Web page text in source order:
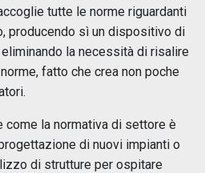
tutte le norme riguardanti
producendo sì un dispositivo di
la necessità di risalire
fatto che crea non poche
come la normativa di settore è
di nuovi impianti o
di strutture per ospitare